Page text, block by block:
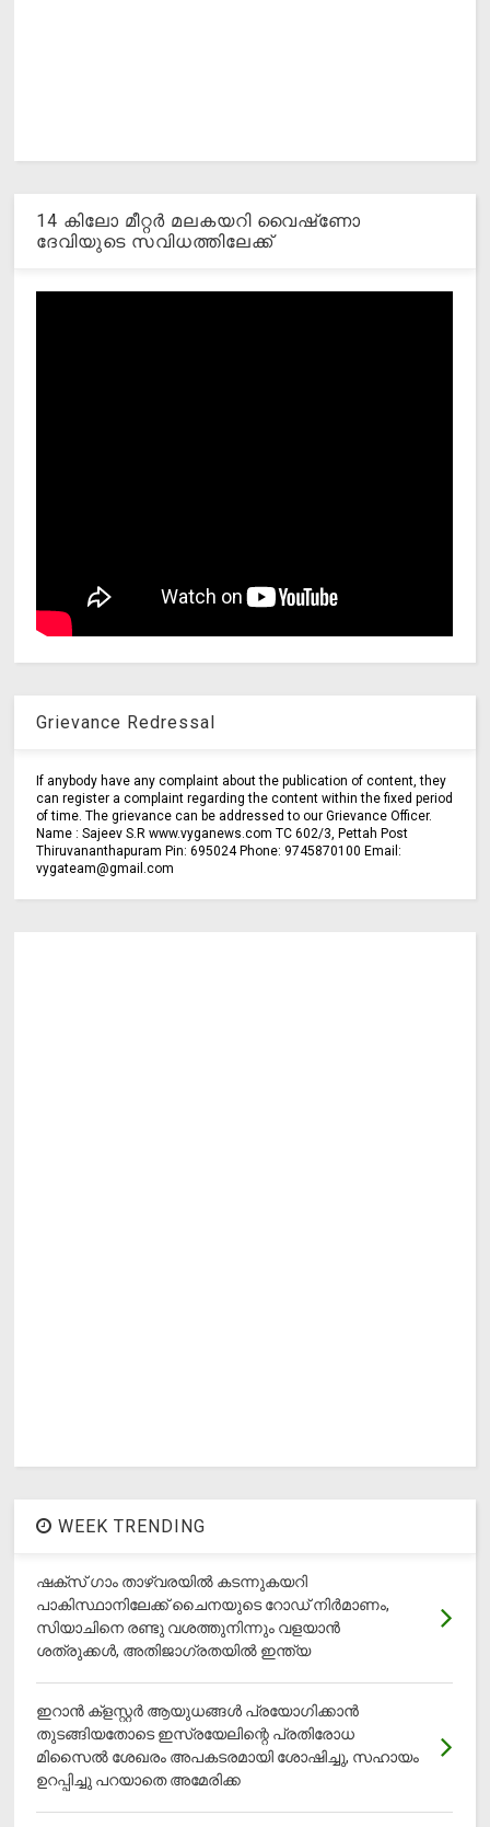
14 കിലോ മീറ്റര്‍ മലകയറി വൈഷ്‌ണോ
ദേവിയുടെ സവിധത്തിലേക്ക്
Grievance Redressal
If anybody have any complaint about the publication of content, they
can register a complaint regarding the content within the fixed period
of time. The grievance can be addressed to our Grievance Officer.
Name : Sajeev S.R www.vyganews.com TC 602/3, Pettah Post
Thiruvananthapuram Pin: 695024 Phone: 9745870100 Email:
vygateam@gmail.com
WEEK TRENDING
ഷക്സ് ​ഗാം താഴ്‌വരയിൽ കടന്നുകയറി
പാകിസ്ഥാനിലേക്ക് ചൈനയുടെ റോഡ് നിർമാണം,
സിയാചിനെ രണ്ടു വശത്തുനിന്നും വളയാൻ
ശത്രുക്കൾ, അതിജാ​ഗ്രതയിൽ ഇന്ത്യ
ഇറാന്‍ ക്‌ളസ്റ്റര്‍ ആയുധങ്ങള്‍ പ്രയോഗിക്കാന്‍
തുടങ്ങിയതോടെ ഇസ്രയേലിന്റെ പ്രതിരോധ
മിസൈല്‍ ശേഖരം അപകടരമായി ശോഷിച്ചു, സഹായം
ഉറപ്പിച്ചു പറയാതെ അമേരിക്ക